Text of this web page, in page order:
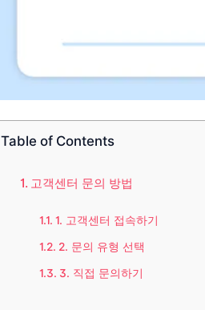
Table of Contents
고객센터 문의 방법
1. 고객센터 접속하기
2. 문의 유형 선택
3. 직접 문의하기